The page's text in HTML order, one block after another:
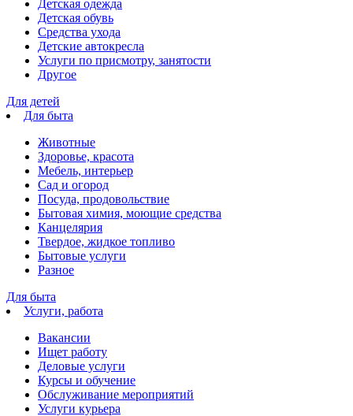
Детская одежда
Детская обувь
Средства ухода
Детские автокресла
Услуги по присмотру, занятости
Другое
Для детей
Для быта
Животные
Здоровье, красота
Мебель, интерьер
Сад и огород
Посуда, продовольствие
Бытовая химия, моющие средства
Канцелярия
Твердое, жидкое топливо
Бытовые услуги
Разное
Для быта
Услуги, работа
Вакансии
Ищет работу
Деловые услуги
Курсы и обучение
Обслуживание мероприятий
Услуги курьера